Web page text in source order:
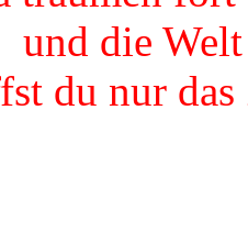
und die
du nur